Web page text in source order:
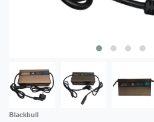
Blackbull